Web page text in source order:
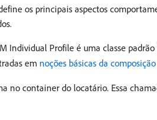
os principais aspectos
Individual Profile é uma classe
em noções básicas da
no container do locatário. Essa